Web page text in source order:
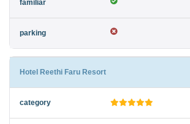
Hotel Reethi Faru Resort